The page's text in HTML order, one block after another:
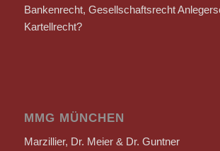
Bankenrecht, Gesellschaftsrecht
Kartellrecht?
MMG MÜNCHEN
Marzillier, Dr. Meier & Dr. Guntner